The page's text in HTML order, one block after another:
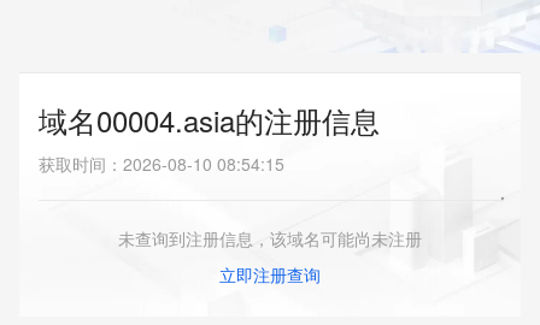
域名00004.asia的注册信息
获取时间 ： 2026-08-10 08:54:15
未查询到注册信息，该域名可能尚未注册
立即注册查询